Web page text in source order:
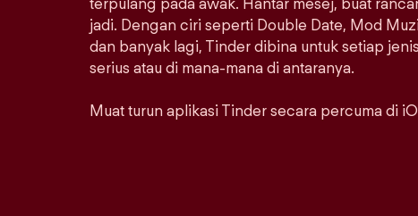
terpulang pada awak. Hantar mesej, buat
jadi. Dengan ciri seperti Double Date, Mod
dan banyak lagi, Tinder dibina untuk setiap
serius atau di mana-mana di antaranya.
Muat turun aplikasi Tinder secara percuma di